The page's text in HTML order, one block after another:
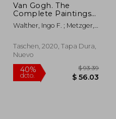
Van Gogh. The
Complete Paintings
(en Inglés)
Walther, Ingo F. ; Metzger,
Taschen, 2020, Tapa Dura,
Nuevo